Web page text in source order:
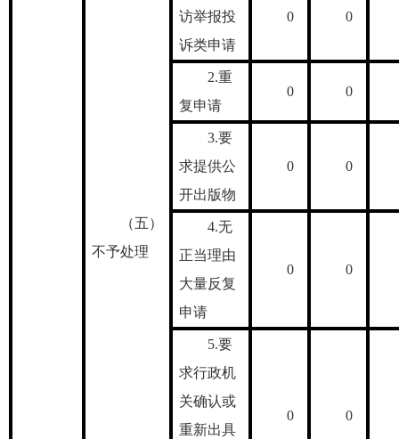
（五）
不予处理
访举报投
诉类申请
0 0
2.重
复申请
0 0
3.要
求提供公
开出版物
0 0
4.无
正当理由
大量反复
申请
0 0
5.要
求行政机
关确认或
重新出具
0 0